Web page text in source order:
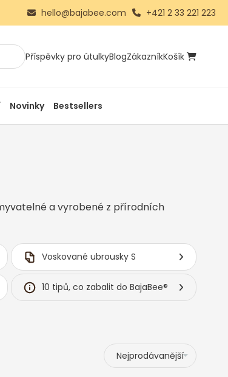
hello@bajabee.com +421 2 33 221 223
Příspěvky pro útulkyBlogZákazníkKošík
Novinky Bestsellers
a vyrobené z přírodních
Voskované ubrousky S
10 tipů, co zabalit do BajaBee®